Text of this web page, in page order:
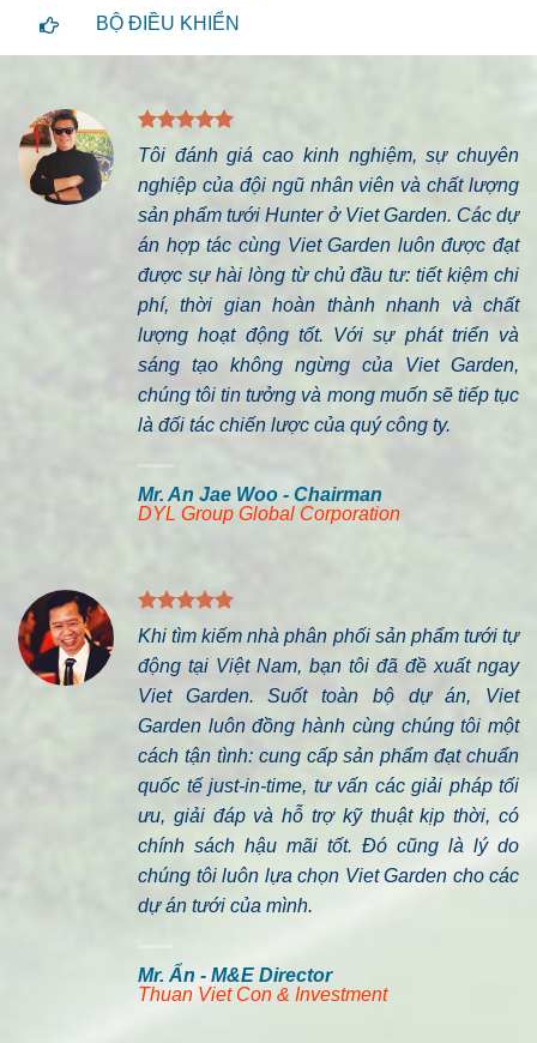
BỘ ĐIỀU KHIỂN
Tôi đánh giá cao kinh nghiệm, sự chuyên
nghiệp của đội ngũ nhân viên và chất lượng
sản phẩm tưới Hunter ở Viet Garden. Các dự
án hợp tác cùng Viet Garden luôn được đạt
được sự hài lòng từ chủ đầu tư: tiết kiệm chi
phí, thời gian hoàn thành nhanh và chất
lượng hoạt động tốt. Với sự phát triển và
sáng tạo không ngừng của Viet Garden,
chúng tôi tin tưởng và mong muốn sẽ tiếp tục
là đối tác chiến lược của quý công ty.
Mr. An Jae Woo - Chairman
DYL Group Global Corporation
Khi tìm kiếm nhà phân phối sản phẩm tưới tự
động tại Việt Nam, bạn tôi đã đề xuất ngay
Viet Garden. Suốt toàn bộ dự án, Viet
Garden luôn đồng hành cùng chúng tôi một
cách tận tình: cung cấp sản phẩm đạt chuẩn
quốc tế just-in-time, tư vấn các giải pháp tối
ưu, giải đáp và hỗ trợ kỹ thuật kịp thời, có
chính sách hậu mãi tốt. Đó cũng là lý do
chúng tôi luôn lựa chọn Viet Garden cho các
dự án tưới của mình.
Mr. Ẩn - M&E Director
Thuan Viet Con & Investment